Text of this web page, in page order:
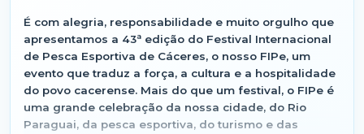
muitos motivos para participar desta grande festa.
Estamos esperando por você!
É com alegria, responsabilidade e muito orgulho que
apresentamos a 43ª edição do Festival Internacional
de Pesca Esportiva de Cáceres, o nosso FIPe, um
evento que traduz a força, a cultura e a hospitalidade
do povo cacerense. Mais do que um festival, o FIPe é
uma grande celebração da nossa cidade, do Rio
Paraguai, da pesca esportiva, do turismo e das